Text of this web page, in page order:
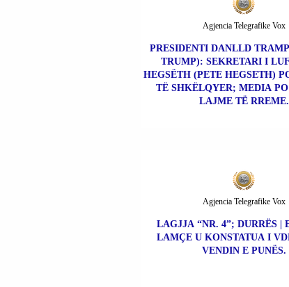
PRESIDENTI DANLLD
TRUMP): SEKRETARI I
HEGSËTH (PETE HEGSETH)
TË SHKËLQYER; MEDIA
LAJME TË RREME.
Agjencia Telegrafike Vox
LAGJJA “NR. 4”; DURRËS |
LAMÇE U KONSTATUA I
VENDIN E PUNËS.
Agjencia Telegrafike Vox